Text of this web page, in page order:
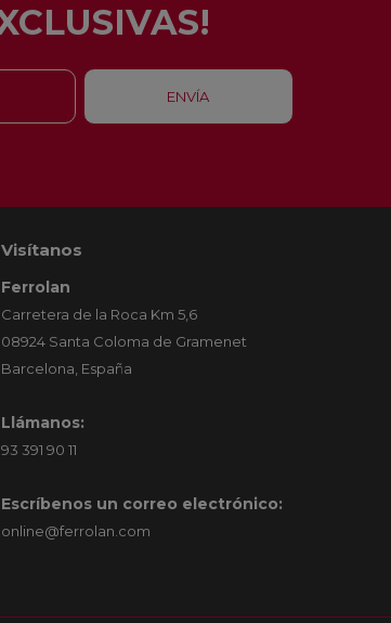
Visítanos
Ferrolan
Carretera de la Roca Km 5,6
08924 Santa Coloma de Gramenet
Barcelona, España
Llámanos:
93 391 90 11
Escríbenos un correo electrónico:
online@ferrolan.com